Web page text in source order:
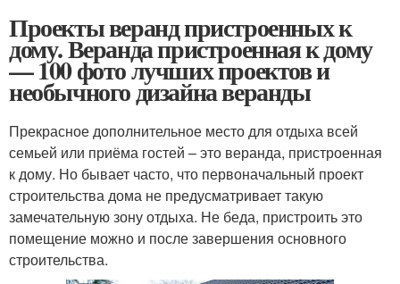
Проекты веранд пристроенных к
дому. Веранда пристроенная к дому
— 100 фото лучших проектов и
необычного дизайна веранды
Прекрасное дополнительное место для отдыха всей
семьей или приёма гостей – это веранда, пристроенная
к дому. Но бывает часто, что первоначальный проект
строительства дома не предусматривает такую
замечательную зону отдыха. Не беда, пристроить это
помещение можно и после завершения основного
строительства.